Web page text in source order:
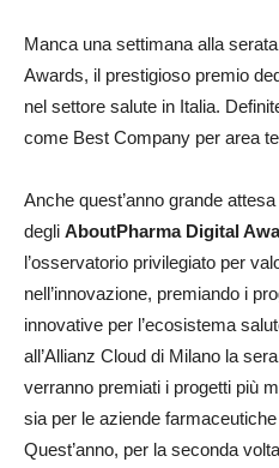
Manca una settimana alla
Awards, il prestigioso premio
nel settore salute in Italia.
come Best Company per area
Anche quest’anno grande
degli AboutPharma Digital
l’osservatorio privilegiato per
nell’innovazione, premiando i
innovative per l’ecosistema
all’Allianz Cloud di Milano la
verranno premiati i progetti più
sia per le aziende
Quest’anno, per la seconda